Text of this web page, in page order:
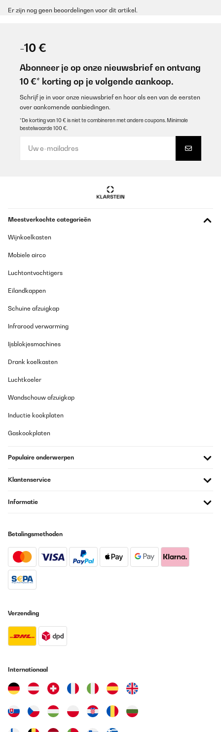
Er zijn nog geen beoordelingen voor dit artikel.
-10 €
Abonneer je op onze nieuwsbrief en ontvang
10 €* korting op je volgende aankoop.
Schrijf je in voor onze nieuwsbrief en hoor als een van de eersten
over aankomende aanbiedingen.
*De korting van 10 € is niet te combineren met andere coupons. Minimale
bestelwaarde 100 €.
Meestverkochte categorieën
Wijnkoelkasten
Mobiele airco
Luchtontvochtigers
Eilandkappen
Schuine afzuigkap
Infrarood verwarming
Ijsblokjesmachines
Drank koelkasten
Luchtkoeler
Wandschouw afzuigkap
Inductie kookplaten
Gaskookplaten
Populaire onderwerpen
Klantenservice
Informatie
Betalingsmethoden
Verzending
Internationaal